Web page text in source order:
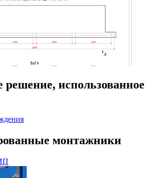
решение, использованное
монтажники